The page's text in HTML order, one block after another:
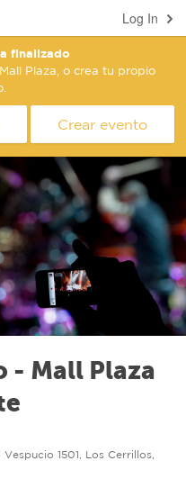
Log In
finalizado
Plaza, o crea tu propio
Crear evento
- Mall Plaza
1501, Los Cerrillos,